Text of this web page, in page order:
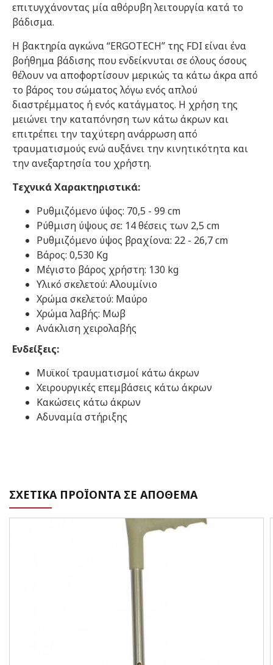
επιτυγχάνοντας μία αθόρυβη λειτουργία κατά το
βάδισμα.
Η βακτηρία αγκώνα “ERGOTECH” της FDI είναι ένα
βοήθημα βάδισης που ενδείκνυται σε όλους όσους
θέλουν να αποφορτίσουν μερικώς τα κάτω άκρα από
το βάρος του σώματος λόγω ενός απλού
διαστρέμματος ή ενός κατάγματος. Η χρήση της
μειώνει την καταπόνηση των κάτω άκρων και
επιτρέπει την ταχύτερη ανάρρωση από
τραυματισμούς ενώ αυξάνει την κινητικότητα και
την ανεξαρτησία του χρήστη.
Τεχνικά Χαρακτηριστικά:
Ρυθμιζόμενο ύψος: 70,5 - 99 cm
Ρύθμιση ύψους σε: 14 θέσεις των 2,5 cm
Ρυθμιζόμενο ύψος βραχίονα: 22 - 26,7 cm
Βάρος: 0,530 Kg
Μέγιστο βάρος χρήστη: 130 kg
Υλικό σκελετού: Αλουμίνιο
Χρώμα σκελετού: Μαύρο
Χρώμα λαβής: Μωβ
Ανάκλιση χειρολαβής
Ενδείξεις:
Μυϊκοί τραυματισμοί κάτω άκρων
Χειρουργικές επεμβάσεις κάτω άκρων
Κακώσεις κάτω άκρων
Αδυναμία στήριξης
ΣΧΕΤΙΚΑ ΠΡΟΪΟΝΤΑ ΣΕ ΑΠΟΘΕΜΑ